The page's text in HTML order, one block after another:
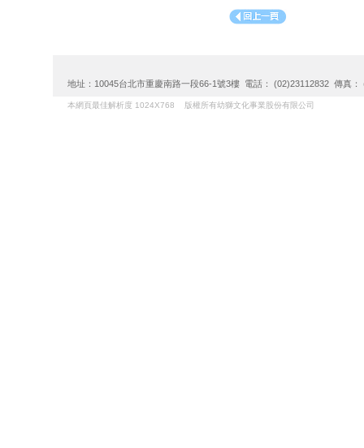
地址：10045台北市重慶南路一段66-1號3樓 電話： (02)23112832 傳真
本網頁最佳解析度 1024X768 版權所有幼獅文化事業股份有限公司